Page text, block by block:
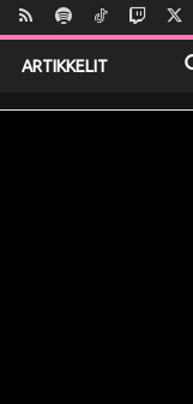
ARTIKKELIT